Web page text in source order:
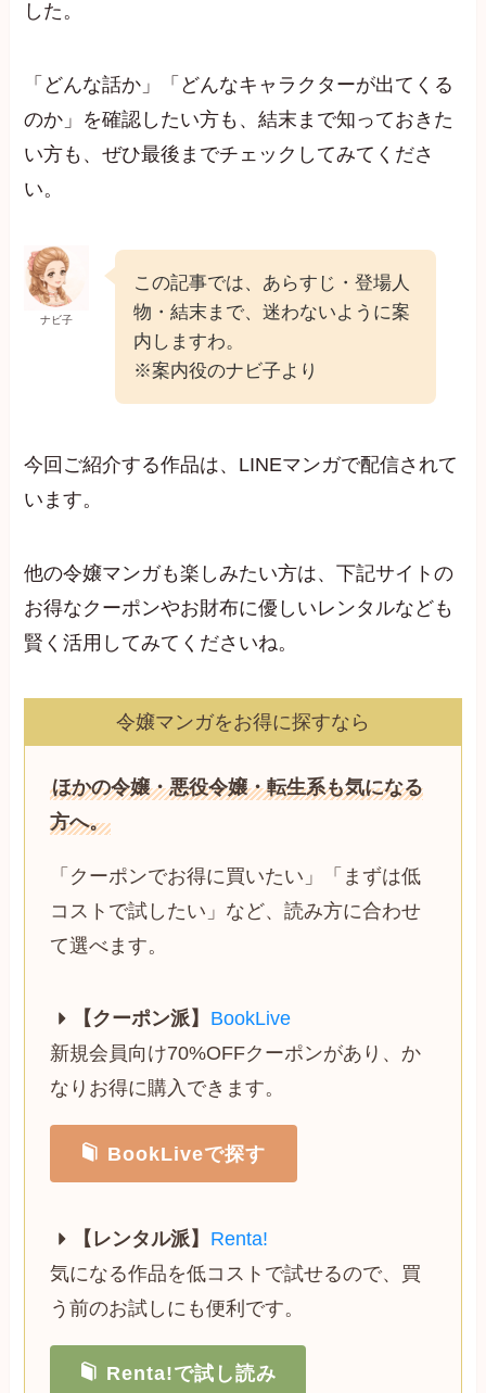
した。
「どんな話か」「どんなキャラクターが出てくる
のか」を確認したい方も、結末まで知っておきた
い方も、ぜひ最後までチェックしてみてくださ
い。
ナビ子
この記事では、あらすじ・登場人
物・結末まで、迷わないように案
内しますわ。
※案内役のナビ子より
今回ご紹介する作品は、LINEマンガで配信されて
います。
他の令嬢マンガも楽しみたい方は、下記サイトの
お得なクーポンやお財布に優しいレンタルなども
賢く活用してみてくださいね。
令嬢マンガをお得に探すなら
ほかの令嬢・悪役令嬢・転生系も気になる
方へ。
「クーポンでお得に買いたい」「まずは低
コストで試したい」など、読み方に合わせ
て選べます。
【クーポン派】 BookLive
新規会員向け70%OFFクーポンがあり、か
なりお得に購入できます。
BookLiveで探す
【レンタル派】 Renta!
気になる作品を低コストで試せるので、買
う前のお試しにも便利です。
Renta!で試し読み